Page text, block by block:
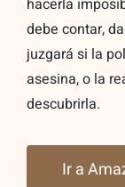
hacerla
debe contar,
juzgará si la
asesina, o la
descubrirla.
Ir a